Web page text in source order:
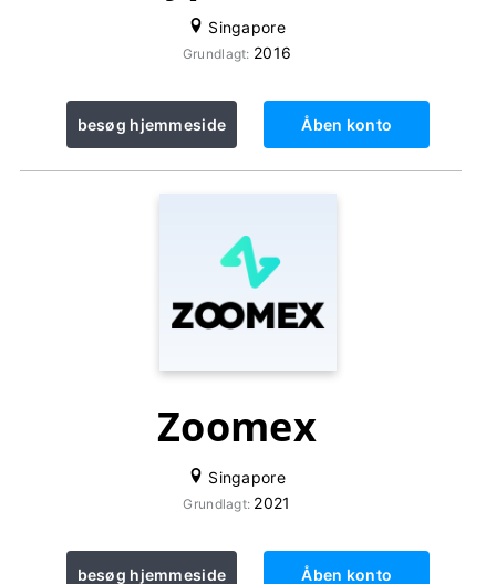
Singapore
Grundlagt: 2016
besøg hjemmeside Åben konto
Zoomex
Singapore
Grundlagt: 2021
besøg hjemmeside Åben konto